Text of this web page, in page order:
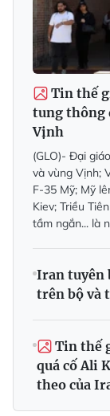
Tin thế
tung thông
Vịnh
(GLO)- Đại
và vùng Vịnh;
F-35 Mỹ; Mỹ
Kiev; Triều
tầm ngắn... là
Iran tuyên
trên bộ và
Tin thế
quá cố Ali
theo của